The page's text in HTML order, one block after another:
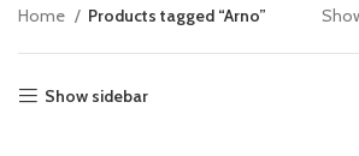
Home Products tagged “Arno”
Show sidebar